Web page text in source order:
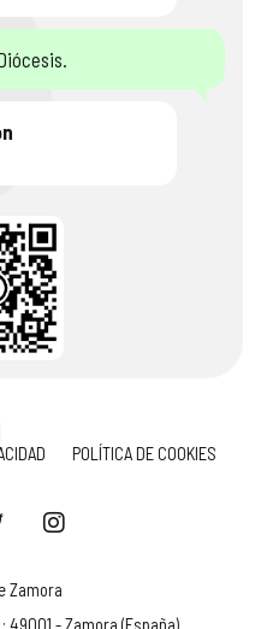
POLÍTICA DE COOKIES
Zamora
49001 - Zamora (España)